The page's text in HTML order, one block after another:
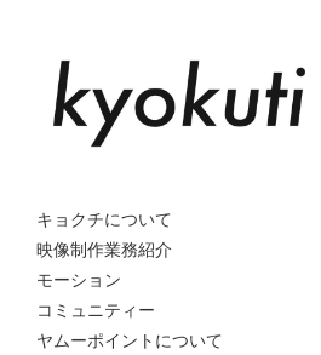
キョクチについて
映像制作業務紹介
モーション
コミュニティー
ヤムーポイントについて